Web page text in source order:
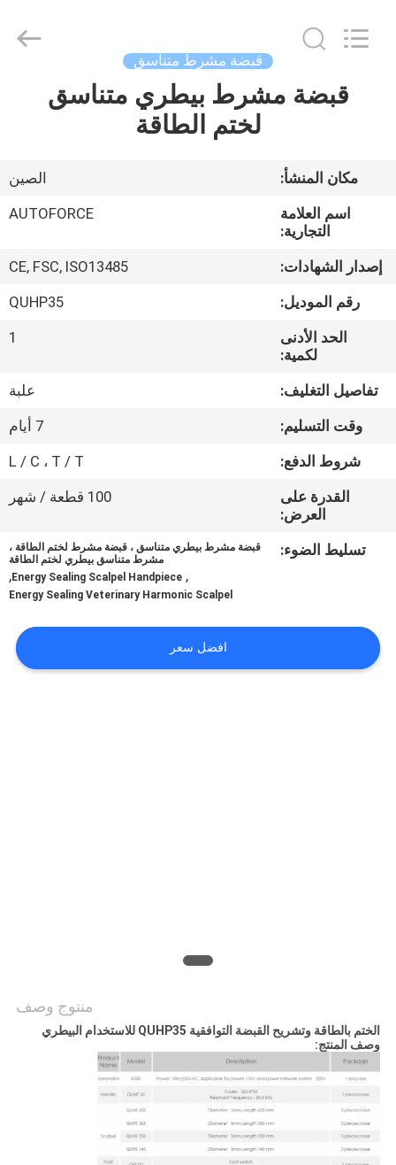
منزل
حول
جولة
الجودة
اتصل
خريطة
قبضة مشرط متناسق
قبضة مشرط بيطري متناسق
لختم الطاقة
مكان المنشأ:
الصين
اسم العلامة
التجارية:
AUTOFORCE
إصدار الشهادات:
CE, FSC, ISO13485
رقم الموديل:
QUHP35
الحد الأدنى
لكمية:
1
تفاصيل التغليف:
علبة
وقت التسليم:
7 أيام
شروط الدفع:
L / C ، T / T
القدرة على
العرض:
100 قطعة / شهر
تسليط الضوء:
قبضة مشرط بيطري متناسق ، قبضة مشرط لختم الطاقة ،
مشرط متناسق بيطري لختم الطاقة
,
Energy Sealing Scalpel Handpiece
,
Energy Sealing Veterinary Harmonic Scalpel
افضل سعر
منتوج وصف
الختم بالطاقة وتشريح القبضة التوافقية QUHP35 للاستخدام البيطري
وصف المنتج: